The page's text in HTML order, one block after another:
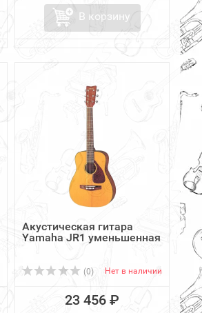
В корзину
Акустическая гитара
Yamaha JR1 уменьшенная
(0) Нет в наличии
23 456 ₽